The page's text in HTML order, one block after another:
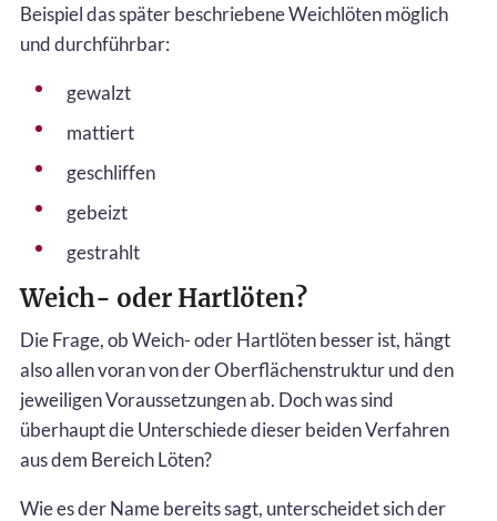
Beispiel das später beschriebene Weichlöten möglich
und durchführbar:
gewalzt
mattiert
geschliffen
gebeizt
gestrahlt
Weich- oder Hartlöten?
Die Frage, ob Weich- oder Hartlöten besser ist, hängt
also allen voran von der Oberflächenstruktur und den
jeweiligen Voraussetzungen ab. Doch was sind
überhaupt die Unterschiede dieser beiden Verfahren
aus dem Bereich Löten?
Wie es der Name bereits sagt, unterscheidet sich der